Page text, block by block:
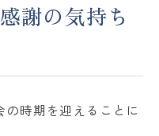
謝の気持ち
時期を迎えることに